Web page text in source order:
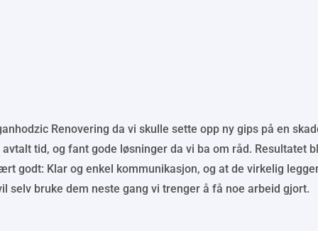
Renovering da vi skulle sette opp ny gips på en
tid, og fant gode løsninger da vi ba om råd. Resultatet
godt: Klar og enkel kommunikasjon, og at de virkelig
selv bruke dem neste gang vi trenger å få noe arbeid gjort.